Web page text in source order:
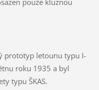
pouze kluznou
prototyp letounu typu I-
roku 1935 a byl
typu ŠKAS.